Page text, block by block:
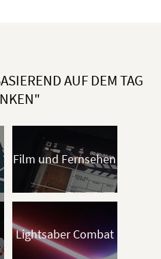
AUF DEM TAG
Film und Fernsehen
Lightsaber Combat